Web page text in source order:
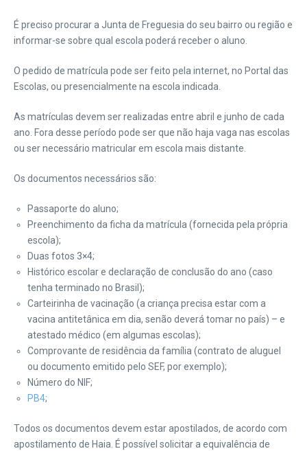
É preciso procurar a Junta de Freguesia do seu bairro ou região e
informar-se sobre qual escola poderá receber o aluno.
O pedido de matrícula pode ser feito pela internet, no Portal das
Escolas, ou presencialmente na escola indicada.
As matrículas devem ser realizadas entre abril e junho de cada
ano. Fora desse período pode ser que não haja vaga nas escolas
ou ser necessário matricular em escola mais distante.
Os documentos necessários são:
Passaporte do aluno;
Preenchimento da ficha da matrícula (fornecida pela própria
escola);
Duas fotos 3×4;
Histórico escolar e declaração de conclusão do ano (caso
tenha terminado no Brasil);
Carteirinha de vacinação (a criança precisa estar com a
vacina antitetânica em dia, senão deverá tomar no país) – e
atestado médico (em algumas escolas);
Comprovante de residência da família (contrato de aluguel
ou documento emitido pelo SEF, por exemplo);
Número do NIF;
PB4;
Todos os documentos devem estar apostilados, de acordo com
apostilamento de Haia. É possível solicitar a equivalência de